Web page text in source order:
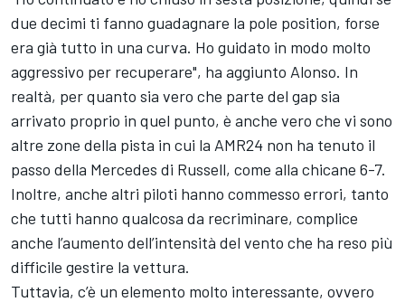
due decimi ti fanno guadagnare la pole position, forse
era già tutto in una curva. Ho guidato in modo molto
aggressivo per recuperare", ha aggiunto Alonso. In
realtà, per quanto sia vero che parte del gap sia
arrivato proprio in quel punto, è anche vero che vi sono
altre zone della pista in cui la AMR24 non ha tenuto il
passo della Mercedes di Russell, come alla chicane 6-7.
Inoltre, anche altri piloti hanno commesso errori, tanto
che tutti hanno qualcosa da recriminare, complice
anche l’aumento dell’intensità del vento che ha reso più
difficile gestire la vettura.
Tuttavia, c’è un elemento molto interessante, ovvero